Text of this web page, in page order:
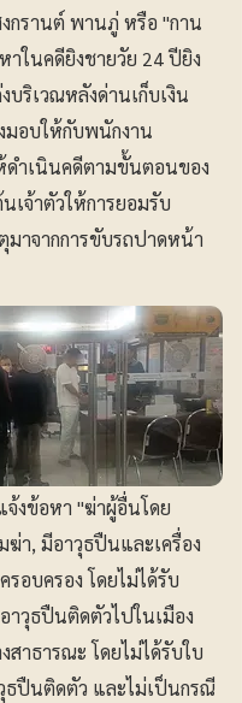
กรานต์ พานภู่ หรือ "กาน
าในคดียิงชายวัย 24 ปียิง
บริเวณหลังด่านเก็บเงิน
มอบให้กับพนักงาน
ดำเนินคดีตามขั้นตอนของ
เจ้าตัวให้การยอมรับ
าจากการขับรถปาดหน้า
จ้งข้อหา "ฆ่าผู้อื่นโดย
ฆ่า, มีอาวุธปืนและเครื่อง
อบครอง โดยไม่ได้รับ
วุธปืนติดตัวไปในเมือง
าธารณะ โดยไม่ได้รับใบ
ปืนติดตัว และไม่เป็นกรณี